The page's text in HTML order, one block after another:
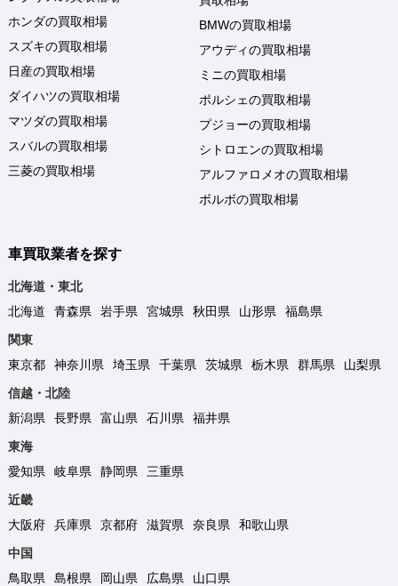
ホンダの買取相場
スズキの買取相場
日産の買取相場
ダイハツの買取相場
マツダの買取相場
スバルの買取相場
三菱の買取相場
BMWの買取相場
アウディの買取相場
ミニの買取相場
ポルシェの買取相場
プジョーの買取相場
シトロエンの買取相場
アルファロメオの買取相場
ボルボの買取相場
車買取業者を探す
北海道・東北
北海道
青森県 岩手県 宮城県 秋田県 山形県
福島県
関東
東京都
神奈川県 埼玉県 千葉県 茨城県 栃木県 群馬県
山梨県
信越・北陸
新潟県
長野県 富山県 石川県
福井県
東海
愛知県
岐阜県 静岡県
三重県
近畿
大阪府
兵庫県 京都府 滋賀県 奈良県
和歌山県
中国
鳥取県
島根県 岡山県 広島県
山口県